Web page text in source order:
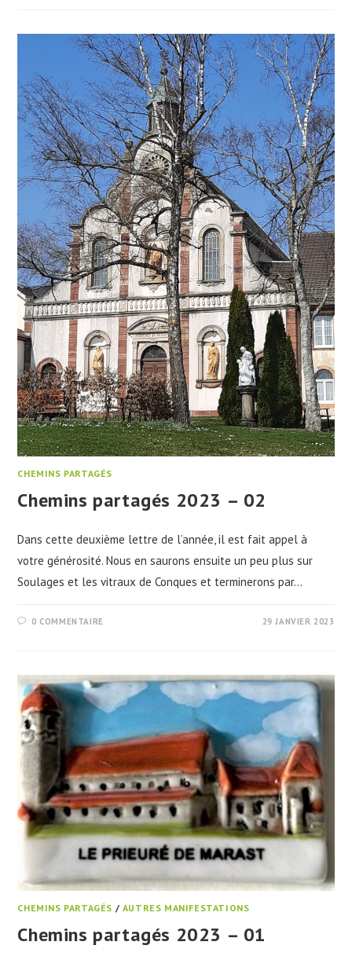
CHEMINS PARTAGÉS
Chemins partagés 2023 – 02
Dans cette deuxième lettre de l’année, il est fait appel à
votre générosité. Nous en saurons ensuite un peu plus sur
Soulages et les vitraux de Conques et terminerons par…
0 COMMENTAIRE 29 JANVIER 2023
CHEMINS PARTAGÉS / AUTRES MANIFESTATIONS
Chemins partagés 2023 – 01